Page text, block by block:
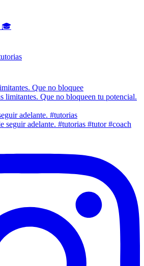
🎓
Que no bloquee
adelante. #tutorias